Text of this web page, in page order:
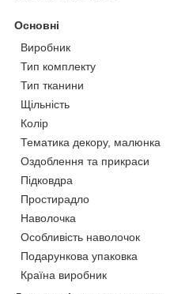
Основні
Виробник
Тип комплекту
Тип тканини
Щільність
Колір
Тематика декору, малюнка
Оздоблення та прикраси
Підковдра
Простирадло
Наволочка
Особливість наволочок
Подарункова упаковка
Країна виробник